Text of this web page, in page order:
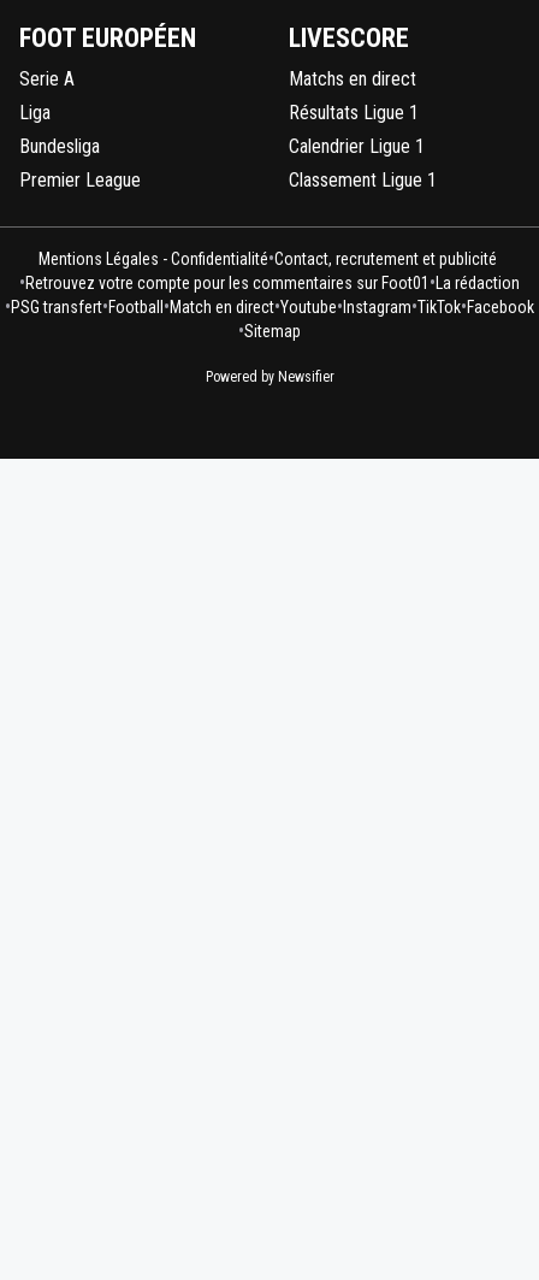
FOOT EUROPÉEN
Serie A
Liga
Bundesliga
Premier League
LIVESCORE
Matchs en direct
Résultats Ligue 1
Calendrier Ligue 1
Classement Ligue 1
Mentions Légales - Confidentialité•Contact, recrutement et publicité
•Retrouvez votre compte pour les commentaires sur Foot01 •La rédaction
•PSG transfert•Football •Match en direct•Youtube• Instagram•TikTok•Facebook
•Sitemap
Powered by Newsifier